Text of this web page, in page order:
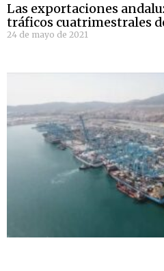
Las exportaciones
tráficos cuatrimestrales
24 de mayo de 2021